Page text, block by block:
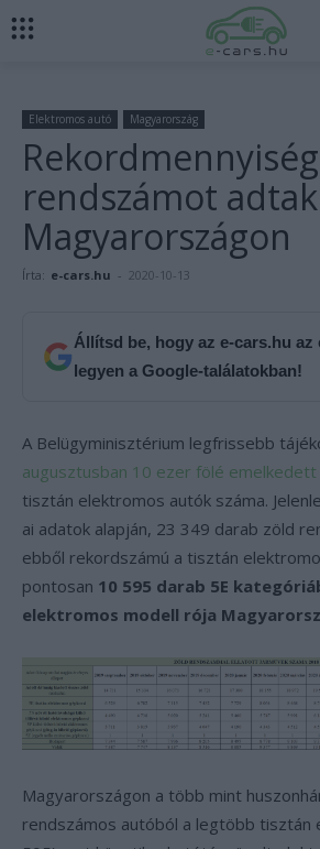
Elektromos autó Magyarország
rendszámot
Magyarországon
Írta: e-cars.hu - 2020-10-13
Állítsd be, hogy az e-cars.hu
legyen a Google-találatokban!
A Belügyminisztérium legfrissebb
augusztusban 10 ezer fölé
tisztán elektromos autók száma.
ai adatok alapján, 23 349 darab zöld
ebből rekordszámú a tisztán
pontosan 10 595 darab 5E
elektromos modell rója
Magyarországon a több mint
rendszámos autóból a legtöbb tisztán